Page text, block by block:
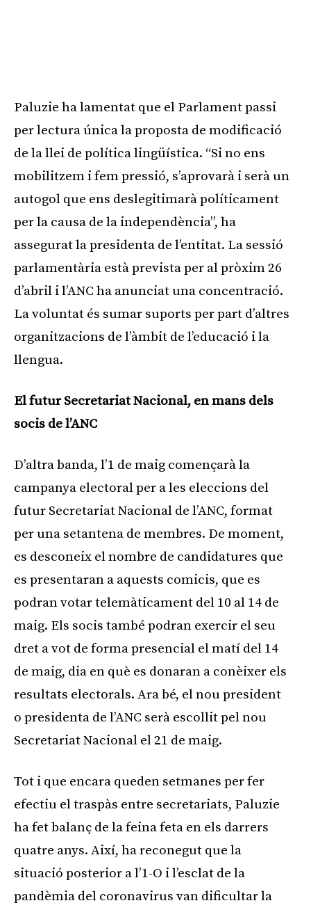
Paluzie ha lamentat que el Parlament passi
per lectura única la proposta de modificació
de la llei de política lingüística. “Si no ens
mobilitzem i fem pressió, s’aprovarà i serà un
autogol que ens deslegitimarà políticament
per la causa de la independència”, ha
assegurat la presidenta de l’entitat. La sessió
parlamentària està prevista per al pròxim 26
d’abril i l’ANC ha anunciat una concentració.
La voluntat és sumar suports per part d’altres
organitzacions de l’àmbit de l’educació i la
llengua.
El futur Secretariat Nacional, en mans dels
socis de l’ANC
D’altra banda, l’1 de maig començarà la
campanya electoral per a les eleccions del
futur Secretariat Nacional de l’ANC, format
per una setantena de membres. De moment,
es desconeix el nombre de candidatures que
es presentaran a aquests comicis, que es
podran votar telemàticament del 10 al 14 de
maig. Els socis també podran exercir el seu
dret a vot de forma presencial el matí del 14
de maig, dia en què es donaran a conèixer els
resultats electorals. Ara bé, el nou president
o presidenta de l’ANC serà escollit pel nou
Secretariat Nacional el 21 de maig.
Tot i que encara queden setmanes per fer
efectiu el traspàs entre secretariats, Paluzie
ha fet balanç de la feina feta en els darrers
quatre anys. Així, ha reconegut que la
situació posterior a l’1-O i l’esclat de la
pandèmia del coronavirus van dificultar la